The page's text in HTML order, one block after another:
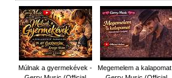
Múlnak a gyermekévek -
Megemelem a